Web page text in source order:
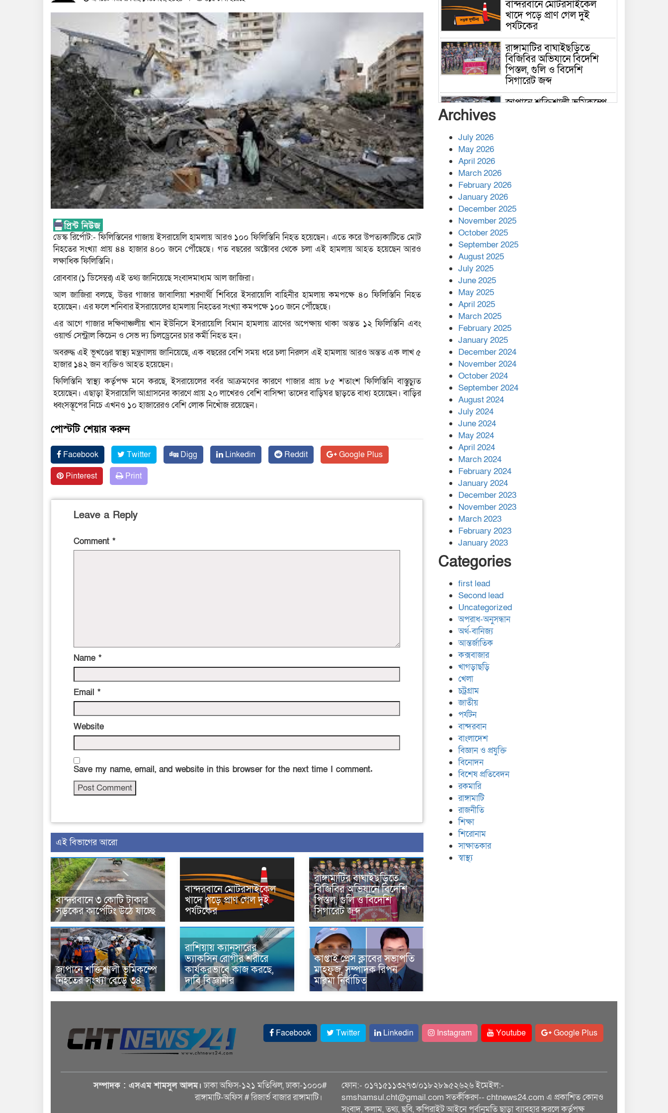
ডেস্ক রির্পোট:- ফিলিস্তিনের গাজায় ইসরায়েলি হামলায় আরও ১০০ ফিলিস্তিনি নিহত হয়েছেন। এতে করে উপত্যকাটিতে মোট
নিহতের সংখ্যা প্রায় ৪৪ হাজার ৪০০ জনে পৌঁছেছে। গত বছরের অক্টোবর থেকে চলা এই হামলায় আহত হয়েছেন আরও
লক্ষাধিক ফিলিস্তিনি।
রোববার (১ ডিসেম্বর) এই তথ্য জানিয়েছে সংবাদমাধ্যম আল জাজিরা।
আল জাজিরা বলছে, উত্তর গাজার জাবালিয়া শরণার্থী শিবিরে ইসরায়েলি বাহিনীর হামলায় কমপক্ষে ৪০ ফিলিস্তিনি নিহত
হয়েছেন। এর ফলে শনিবার ইসরায়েলের হামলায় নিহতের সংখ্যা কমপক্ষে ১০০ জনে পৌঁছেছে।
এর আগে গাজার দক্ষিণাঞ্চলীয় খান ইউনিসে ইসরায়েলি বিমান হামলায় ত্রাণের অপেক্ষায় থাকা অন্তত ১২ ফিলিস্তিনি এবং
ওয়ার্ল্ড সেন্ট্রাল কিচেন ও সেভ দ্য চিলড্রেনের চার কর্মী নিহত হন।
অবরুদ্ধ এই ভূখণ্ডের স্বাস্থ্য মন্ত্রণালয় জানিয়েছে, এক বছরের বেশি সময় ধরে চলা নিরলস এই হামলায় আরও অন্তত এক লাখ ৫
হাজার ১৪২ জন ব্যক্তিও আহত হয়েছেন।
ফিলিস্তিনি স্বাস্থ্য কর্তৃপক্ষ মনে করছে, ইসরায়েলের বর্বর আক্রমণের কারণে গাজার প্রায় ৮৫ শতাংশ ফিলিস্তিনি বাস্তুচ্যুত
হয়েছেন। এছাড়া ইসরায়েলি আগ্রাসনের কারণে প্রায় ২০ লাখেরও বেশি বাসিন্দা তাদের বাড়িঘর ছাড়তে বাধ্য হয়েছেন। বাড়ির
ধ্বংসস্তূপের নিচে এখনও ১০ হাজারেরও বেশি লোক নিখোঁজ রয়েছেন।
পোস্টটি শেয়ার করুন
Facebook Twitter Digg Linkedin Reddit
Google Plus
Pinterest
Print
Leave a Reply
Comment *
Name *
Email *
Website
Save my name, email, and website in this browser for the next time I comment.
এই বিভাগের আরো
বান্দরবানে ৩ কোটি টাকার
সড়কের কার্পেটিং উঠে যাচ্ছে
বান্দরবানে মোটরসাইকেল
খাদে পড়ে প্রাণ গেল দুই
পর্যটকের
রাঙ্গামাটির বাঘাইছড়িতে
বিজিবির অভিযানে বিদেশি
পিস্তল, গুলি ও বিদেশি
সিগারেট জব্দ
জাপানে শক্তিশালী ভূমিকম্পে
নিহতের সংখ্যা বেড়ে ৩৪
রাশিয়ায় ক্যানসারের
ভ্যাকসিন রোগীর শরীরে
কার্যকরভাবে কাজ করছে,
দাবি বিজ্ঞানীর
কাপ্তাই প্রেস ক্লাবের সভাপতি
মাহফুজ, সম্পাদক রিপন
মারমা নির্বাচিত
বান্দরবানে মোটরসাইকেল
খাদে পড়ে প্রাণ গেল দুই
পর্যটকের
রাঙ্গামাটির বাঘাইছড়িতে
বিজিবির অভিযানে বিদেশি
পিস্তল, গুলি ও বিদেশি
সিগারেট জব্দ
জাপানে শক্তিশালী ভূমিকম্পে
কাপ্তাই প্রেস ক্লাবের সভাপতি
মাহফুজ, সম্পাদক রিপন মারমা
নির্বাচিত
মালয়েশিয়ার প্রধানমন্ত্রীকে চিঠি
দেয়ার পর ফোন তারেক
রহমানের,গ্যাস সঙ্কট
মোকাবিলায় সহায়তার আশ্বাস
এক বিলিয়ন ডলার বিনিয়োগ
হবে আনোয়ারায়
বান্দরবানে বন্যায় ক্ষতিগ্রস্তদের
মাঝে সহায়তা দিলেন সাচিং প্রু
জেরী
Archives
July 2026
May 2026
April 2026
March 2026
February 2026
January 2026
December 2025
November 2025
October 2025
September 2025
August 2025
July 2025
June 2025
May 2025
April 2025
March 2025
February 2025
January 2025
December 2024
November 2024
October 2024
September 2024
August 2024
July 2024
June 2024
May 2024
April 2024
March 2024
February 2024
January 2024
December 2023
November 2023
March 2023
February 2023
January 2023
Categories
first lead
Second lead
Uncategorized
অপরাধ-অনুসন্ধান
অর্থ-বানিজ্য
আন্তর্জাতিক
কক্সবাজার
খাগড়াছড়ি
খেলা
চট্রগ্রাম
জাতীয়
পর্যটন
বান্দরবান
বাংলাদেশ
বিজ্ঞান ও প্রযুক্তি
বিনোদন
বিশেষ প্রতিবেদন
রকমারি
রাঙ্গামাটি
রাজনীতি
শিক্ষা
শিরোনাম
সাক্ষাতকার
স্বাস্থ্য
Facebook Twitter Linkedin Instagram Youtube Google Plus
সম্পাদক : এসএম শামসুল আলম। ঢাকা অফিস-১২১ মতিঝিল, ঢাকা-১০০০#
রাঙ্গামাটি-অফিস # রিজার্ভ বাজার রাঙ্গামাটি।
ফোন:- ০১৭১৫১১৩২৭৩/০১৮২৮৯৫২৬২৬ ইমেইল:-
smshamsul.cht@gmail.com সতর্কীকরণ-- chtnews24.com এ প্রকাশিত কোনও
সংবাদ, কলাম, তথ্য, ছবি, কপিরাইট আইনে পূর্বানুমতি ছাড়া ব্যাবহার করলে কর্তৃপক্ষ